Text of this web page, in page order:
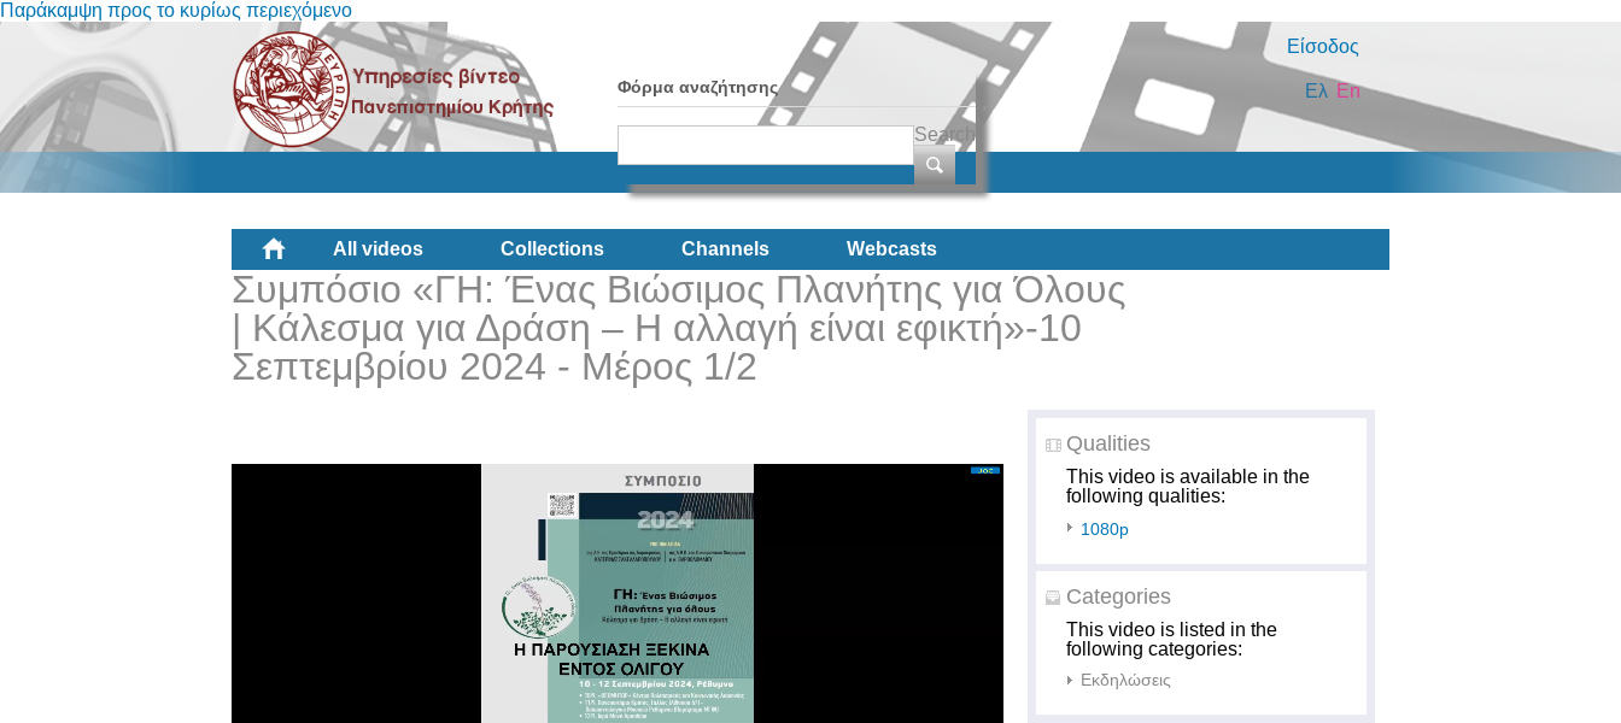
Παράκαμψη προς το κυρίως περιεχόμενο
Είσοδος
Φόρμα αναζήτησης
Search
En
Ελ
All videos Collections Channels Webcasts
Συμπόσιο «ΓΗ: Ένας Βιώσιμος Πλανήτης για Όλους
| Κάλεσμα για Δράση – Η αλλαγή είναι εφικτή»-10
Σεπτεμβρίου 2024 - Μέρος 1/2
Qualities
This video is available in the
following qualities:
1080p
Categories
This video is listed in the
following categories:
Εκδηλώσεις